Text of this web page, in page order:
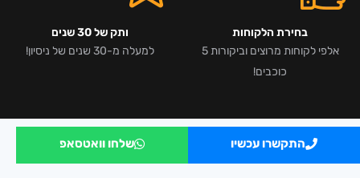
בחירת הלקוחות
אלפי לקוחות מרוצים וביקורות 5
כוכבים!
ותק של 30 שנים
למעלה מ-30 שנים של ניסיון!
התקשרו עכשיו שלחו וואטסאפ